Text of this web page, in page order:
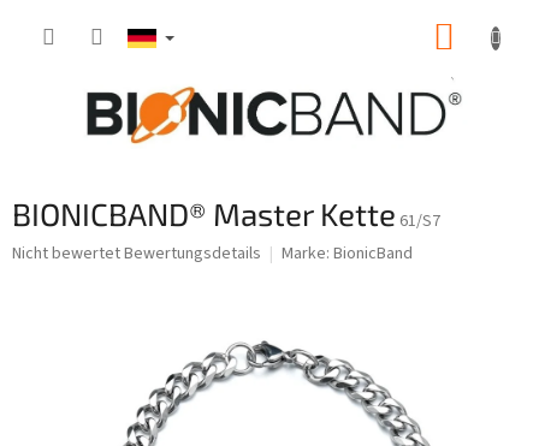
BIONICBAND® Master Kette 61/S7
Die
Nicht bewertetBewertungsdetails Marke: BionicBand